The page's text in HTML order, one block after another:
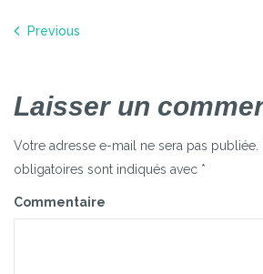
Navigation
l’article
Previous
Laisser un
Votre adresse e-mail ne sera pas publiée.
obligatoires sont indiqués avec *
Commentaire